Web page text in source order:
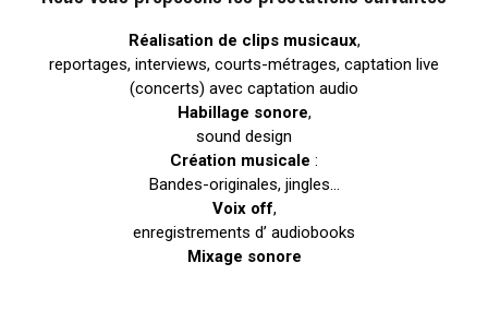
Réalisation de clips musicaux,
reportages, interviews, courts-métrages, captation live
(concerts) avec captation audio
Habillage sonore,
sound design
Création musicale :
Bandes-originales, jingles…
Voix off,
enregistrements d’ audiobooks
Mixage sonore